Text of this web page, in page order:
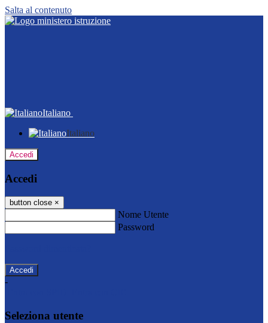
Salta al contenuto
Italiano
Italiano
Accedi
Accedi
button close ×
Nome Utente
Password
-
Seleziona utente